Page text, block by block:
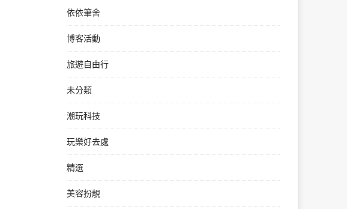
依依筆舍
博客活動
旅遊自由行
未分類
潮玩科技
玩樂好去處
精選
美容扮靚